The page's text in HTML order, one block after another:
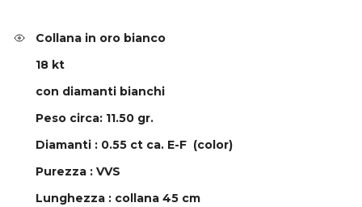
Collana in oro bianco
18 kt
con diamanti bianchi
Peso circa: 11.50 gr.
Diamanti : 0.55 ct ca. E-F (color)
Purezza : VVS
Lunghezza : collana 45 cm